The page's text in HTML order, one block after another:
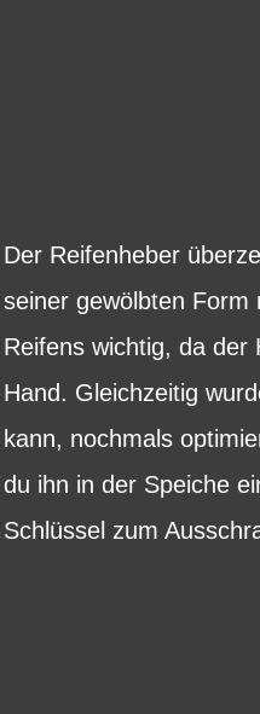
Der Reifenheber
seiner gewölbten Form
Reifens wichtig, da
Hand. Gleichzeitig
kann, nochmals
du ihn in der Speiche
Schlüssel zum